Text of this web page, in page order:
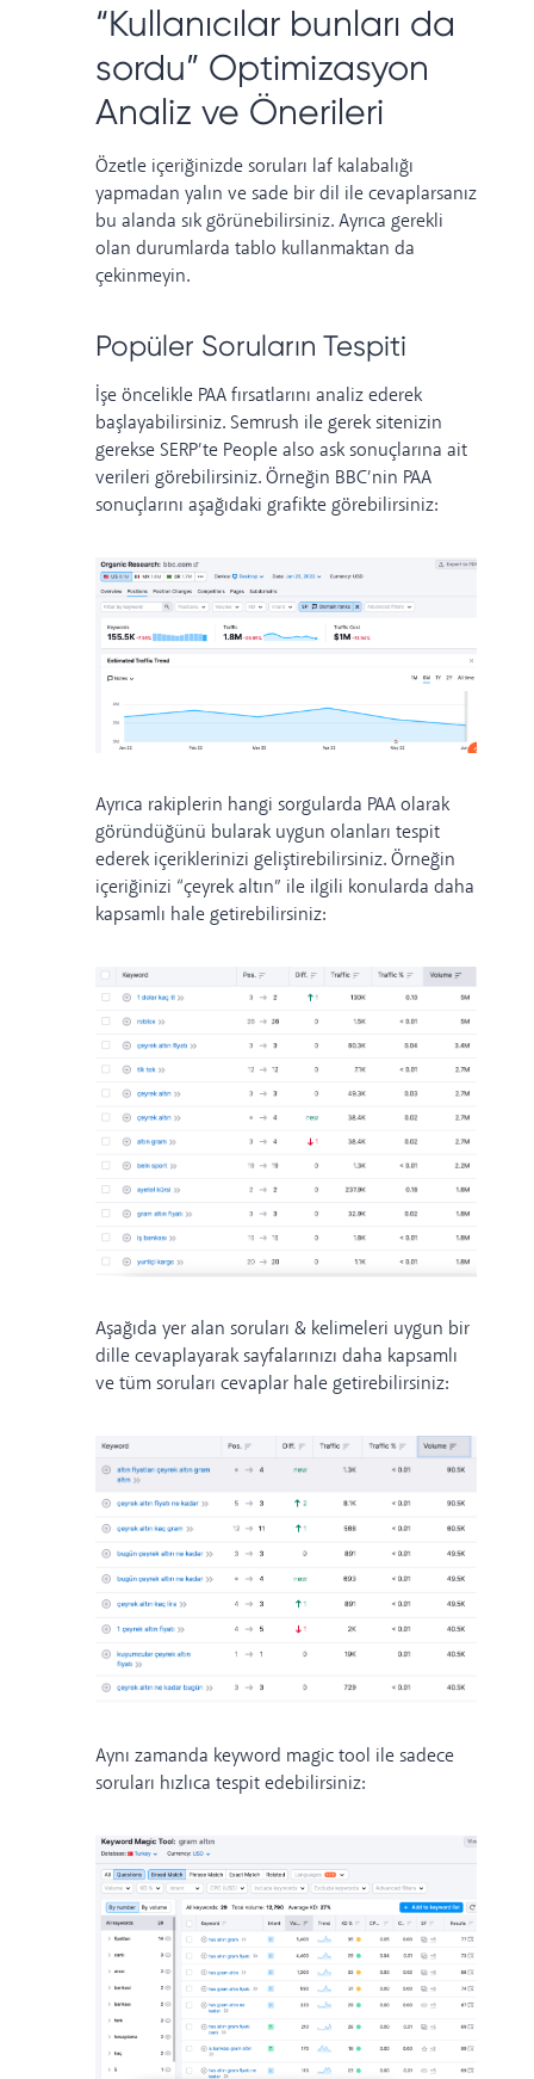
“Kullanıcılar bunları da
sordu” Optimizasyon
Analiz ve Önerileri
Özetle içeriğinizde soruları laf kalabalığı
yapmadan yalın ve sade bir dil ile cevaplarsanız
bu alanda sık görünebilirsiniz. Ayrıca gerekli
olan durumlarda tablo kullanmaktan da
çekinmeyin.
Popüler Soruların Tespiti
İşe öncelikle PAA fırsatlarını analiz ederek
başlayabilirsiniz. Semrush ile gerek sitenizin
gerekse SERP’te People also ask sonuçlarına ait
verileri görebilirsiniz. Örneğin BBC’nin PAA
sonuçlarını aşağıdaki grafikte görebilirsiniz:
Ayrıca rakiplerin hangi sorgularda PAA olarak
göründüğünü bularak uygun olanları tespit
ederek içeriklerinizi geliştirebilirsiniz. Örneğin
içeriğinizi “çeyrek altın” ile ilgili konularda daha
kapsamlı hale getirebilirsiniz:
Aşağıda yer alan soruları & kelimeleri uygun bir
dille cevaplayarak sayfalarınızı daha kapsamlı
ve tüm soruları cevaplar hale getirebilirsiniz:
Aynı zamanda keyword magic tool ile sadece
soruları hızlıca tespit edebilirsiniz: